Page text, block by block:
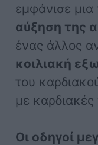
εμφάνισε μια
αύξηση της
ένας άλλος
κοιλιακή
του
με
Οι οδηγοί